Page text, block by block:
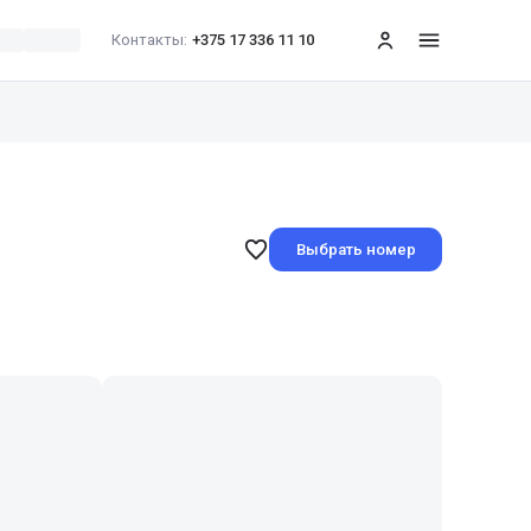
Контакты: +375 17 336 11 10 меню
Выбрать номер